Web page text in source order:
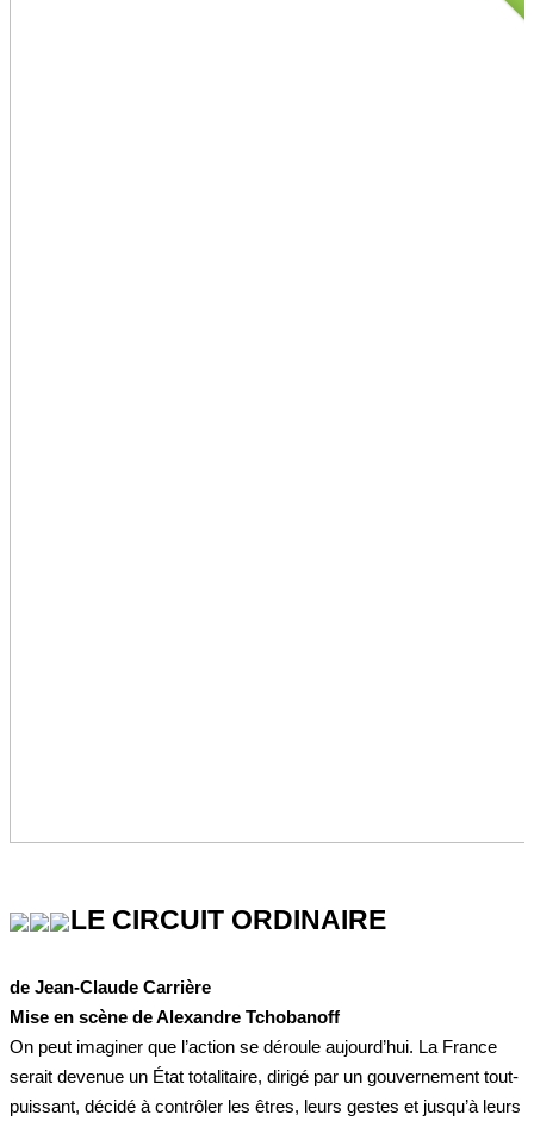
LE CIRCUIT ORDINAIRE
de Jean-Claude Carrière
Mise en scène de Alexandre Tchobanoff
On peut imaginer que l’action se déroule aujourd’hui. La France
serait devenue un État totalitaire, dirigé par un gouvernement tout-
puissant, décidé à contrôler les êtres, leurs gestes et jusqu’à leurs